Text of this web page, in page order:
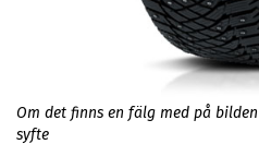
Om det finns en fälg med på
syfte